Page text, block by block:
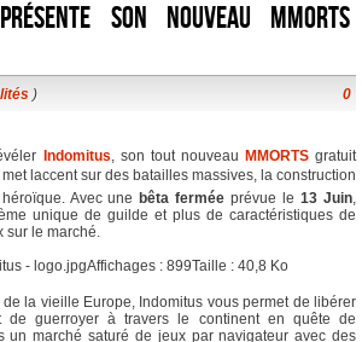
son nouveau MMORTS
) 0
Indomitus, son tout nouveau MMORTSgratuit
laccent sur des batailles massives, la construction
Avec une bêta fermée prévue le13 Juin,
unique de guilde et plus de caractéristiques de
sur le marché.
la vieille Europe, Indomitus vous permet de libérer
de guerroyer à travers le continent en quête de
un marché saturé de jeux par navigateur avec des